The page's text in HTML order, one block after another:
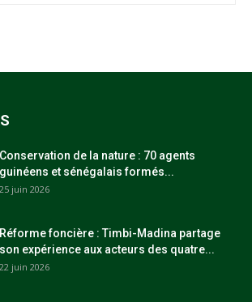
Conservation de la nature : 70 agents
guinéens et sénégalais formés...
25 juin 2026
Réforme foncière : Timbi-Madina partage
son expérience aux acteurs des quatre...
22 juin 2026